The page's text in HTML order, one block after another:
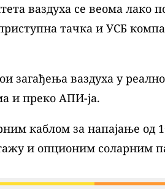
ваздуха се веома лако
тачка и УСБ
загађења ваздуха у
и преко АПИ-ја.
каблом за напајање од
и опционим соларним